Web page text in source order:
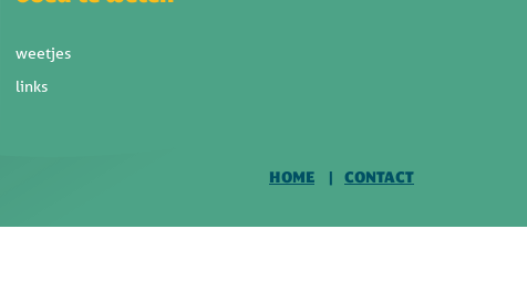
weetjes
links
HOME CONTACT